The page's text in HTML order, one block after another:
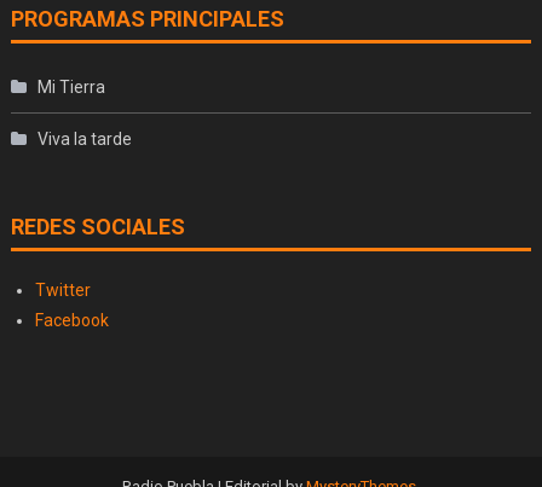
PROGRAMAS PRINCIPALES
Mi Tierra
Viva la tarde
REDES SOCIALES
Twitter
Facebook